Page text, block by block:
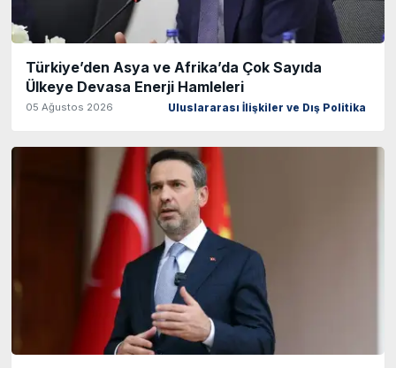
Türkiye’den Asya ve Afrika’da Çok Sayıda
Ülkeye Devasa Enerji Hamleleri
05 Ağustos 2026 Uluslararası İlişkiler ve Dış Politika